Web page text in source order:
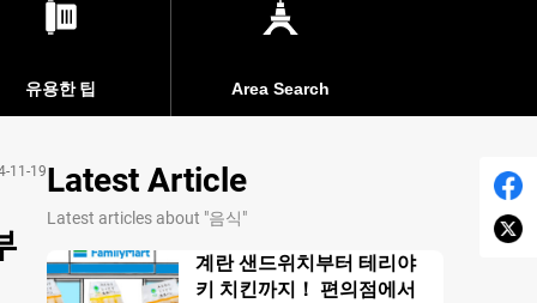
유용한 팁 Area Search
11-19Latest Article
Latest articles about "음식"
계란 샌드위치부터 테리야
키 치킨까지！ 편의점에서